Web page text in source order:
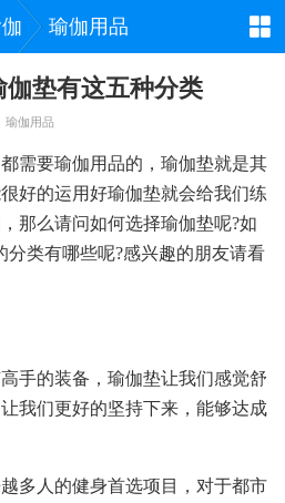
瑜伽用品
垫有这五种分类
瑜伽用品
需要瑜伽用品的，瑜伽垫就是其
好的运用好瑜伽垫就会给我们练
那么请问如何选择瑜伽垫呢?如
分类有哪些呢?感兴趣的朋友请看
手的装备，瑜伽垫让我们感觉舒
我们更好的坚持下来，能够达成
多人的健身首选项目，对于都市